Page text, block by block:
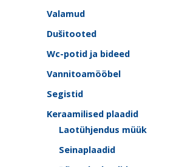
Valamud
Dušitooted
Wc-potid ja bideed
Vannitoamööbel
Segistid
Keraamilised plaadid
Laotühjendus müük
Seinaplaadid